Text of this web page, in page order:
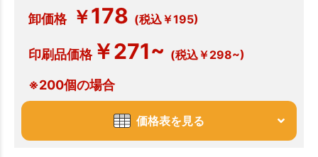
卸価格 ￥178 (税込￥195)
印刷品価格￥271~ (税込￥298~)
※200個の場合
価格表を見る